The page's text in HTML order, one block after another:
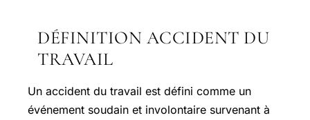
DÉFINITION ACCIDENT DU
TRAVAIL
Un accident du travail est défini comme un
événement soudain et involontaire survenant à